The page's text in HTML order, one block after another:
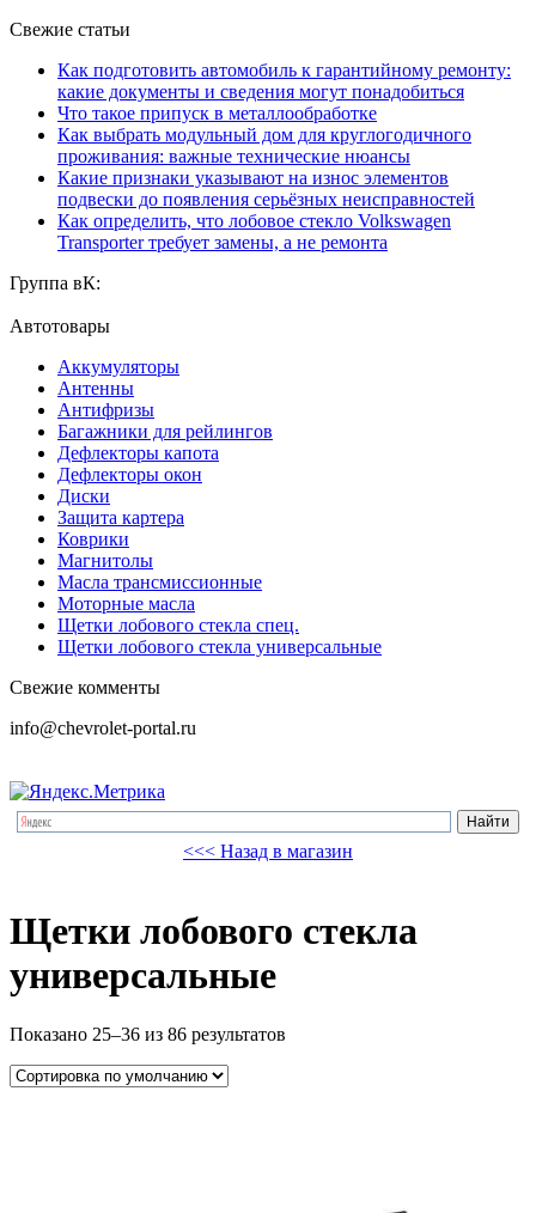
Свежие статьи
Как подготовить автомобиль к гарантийному ремонту:
какие документы и сведения могут понадобиться
Что такое припуск в металлообработке
Как выбрать модульный дом для круглогодичного
проживания: важные технические нюансы
Какие признаки указывают на износ элементов
подвески до появления серьёзных неисправностей
Как определить, что лобовое стекло Volkswagen
Transporter требует замены, а не ремонта
Группа вК:
Автотовары
Аккумуляторы
Антенны
Антифризы
Багажники для рейлингов
Дефлекторы капота
Дефлекторы окон
Диски
Защита картера
Коврики
Магнитолы
Масла трансмиссионные
Моторные масла
Щетки лобового стекла спец.
Щетки лобового стекла универсальные
Свежие комменты
info@chevrolet-portal.ru
<<< Назад в магазин
Щетки лобового стекла
универсальные
Показано 25–36 из 86 результатов